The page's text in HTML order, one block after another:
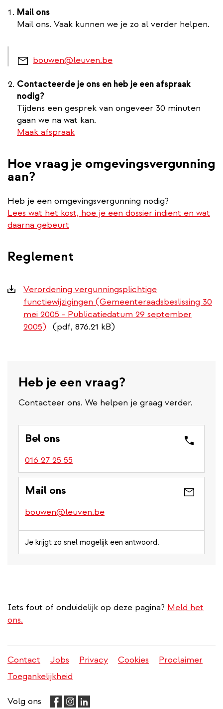
Mail ons
Mail ons. Vaak kunnen we je zo al verder helpen.
bouwen@leuven.be
Contacteerde je ons en heb je een afspraak
nodig?
Tijdens een gesprek van ongeveer 30 minuten
gaan we na wat kan.
Maak afspraak
Hoe vraag je omgevingsvergunning
aan?
Heb je een omgevingsvergunning nodig?
Lees wat het kost, hoe je een dossier indient en wat
daarna gebeurt
Reglement
Downloads
Verordening vergunningsplichtige
functiewijzigingen (Gemeenteraadsbeslissing 30
mei 2005 - Publicatiedatum 29 september
2005)
(pdf, 876.21 kB)
Heb je een vraag?
Contacteer ons. We helpen je graag verder.
Bel ons
016 27 25 55
Mail ons
bouwen@leuven.be
Je krijgt zo snel mogelijk een antwoord.
Iets fout of onduidelijk op deze pagina? Meld het
ons.
Juridisch
menu
Contact Jobs Privacy Cookies
Proclaimer
Toegankelijkheid
Volg ons